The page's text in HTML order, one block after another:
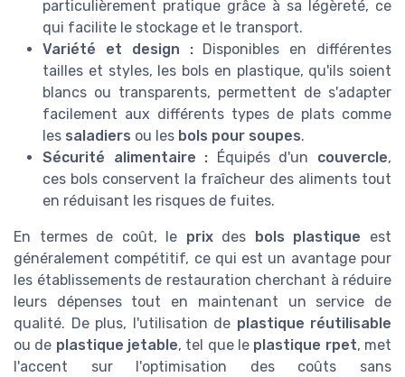
particulièrement pratique grâce à sa légèreté, ce
qui facilite le stockage et le transport.
Variété et design :Disponibles en différentes
tailles et styles, les bols en plastique, qu'ils soient
blancs ou transparents, permettent de s'adapter
facilement aux différents types de plats comme
les saladiers ou les bols pour soupes.
Sécurité alimentaire : Équipés d'un couvercle,
ces bols conservent la fraîcheur des aliments tout
en réduisant les risques de fuites.
En termes de coût, le prixdes bols plastique est
généralement compétitif, ce qui est un avantage pour
les établissements de restauration cherchant à réduire
leurs dépenses tout en maintenant un service de
qualité. De plus, l'utilisation de plastique réutilisable
ou de plastique jetable, tel que le plastique rpet, met
l'accent sur l'optimisation des coûts sans